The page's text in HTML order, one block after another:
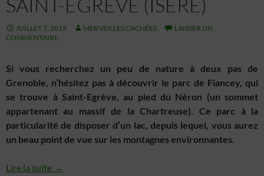
SAINT-EGRÈVE (ISÈRE)
JUILLET 7, 2019 MERVEILLES CACHÉES
LAISSER UN
COMMENTAIRE
Si vous recherchez un peu de nature à deux pas de
Grenoble, n’hésitez pas à découvrir le parc de Fiancey, qui
se trouve à Saint-Egrève, au pied du Néron (un sommet
appartenant au massif de la Chartreuse). Ce parc à la
particularité de disposer d’un lac, depuis lequel, vous aurez
un beau point de vue sur les montagnes environnantes.
Lire la suite →